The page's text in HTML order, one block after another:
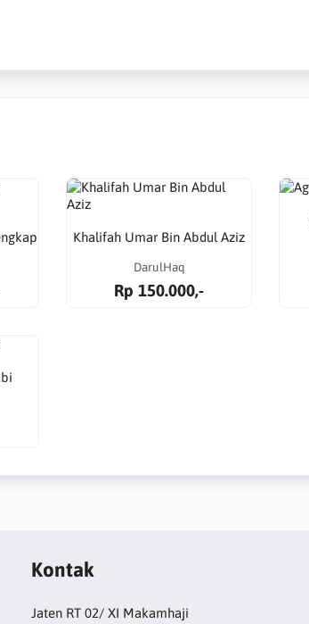
Khalifah Umar Bin Abdul Aziz
DarulHaq
Rp 150.000,-
Kontak
Jaten RT 02/ XI Makamhaji